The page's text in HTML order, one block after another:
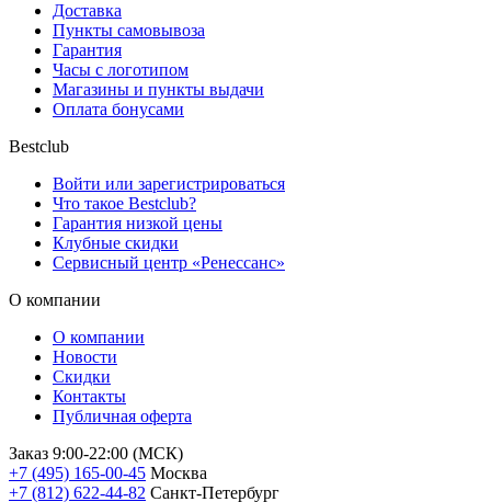
Доставка
Пункты самовывоза
Гарантия
Часы с логотипом
Магазины и пункты выдачи
Оплата бонусами
Bestclub
Войти или зарегистрироваться
Что такое Bestclub?
Гарантия низкой цены
Клубные скидки
Сервисный центр «Ренессанс»
О компании
О компании
Новости
Скидки
Контакты
Публичная оферта
Заказ 9:00-22:00 (МСК)
+7 (495) 165-00-45 Москва
+7 (812) 622-44-82 Санкт-Петербург